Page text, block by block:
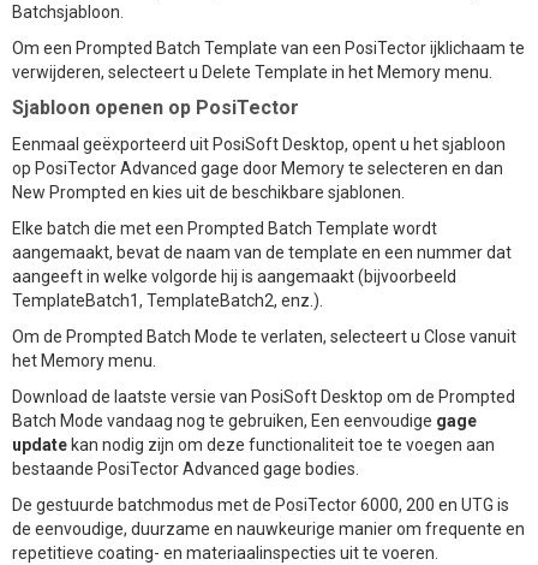
Batchsjabloon.
Om een Prompted Batch Template van een PosiTector ijklichaam te
verwijderen, selecteert u Delete Template in het Memory menu.
Sjabloon openen op PosiTector
Eenmaal geëxporteerd uit PosiSoft Desktop, opent u het sjabloon
op PosiTector Advanced gage door Memory te selecteren en dan
New Prompted en kies uit de beschikbare sjablonen.
Elke batch die met een Prompted Batch Template wordt
aangemaakt, bevat de naam van de template en een nummer dat
aangeeft in welke volgorde hij is aangemaakt (bijvoorbeeld
TemplateBatch1, TemplateBatch2, enz.).
Om de Prompted Batch Mode te verlaten, selecteert u Close vanuit
het Memory menu.
Download de laatste versie van PosiSoft Desktop om de Prompted
Batch Mode vandaag nog te gebruiken, Een eenvoudige gage
updatekan nodig zijn om deze functionaliteit toe te voegen aan
bestaande PosiTector Advanced gage bodies.
De gestuurde batchmodus met de PosiTector 6000, 200 en UTG is
de eenvoudige, duurzame en nauwkeurige manier om frequente en
repetitieve coating- en materiaalinspecties uit te voeren.